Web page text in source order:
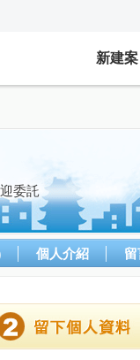
新建案
委託
個人介紹